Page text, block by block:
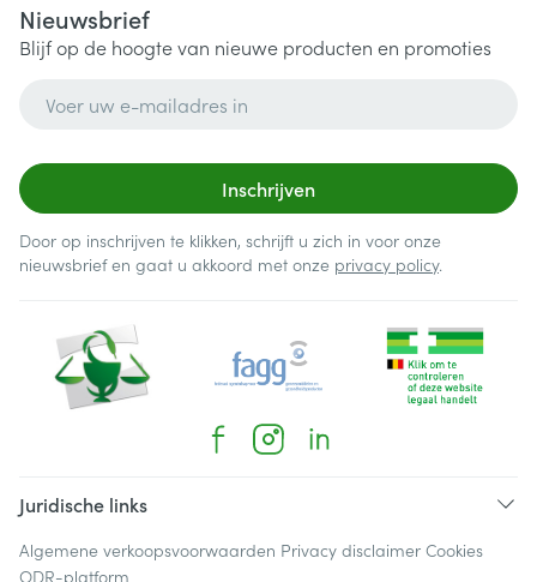
Nieuwsbrief
Blijf op de hoogte van nieuwe producten en promoties
Inschrijven
Door op inschrijven te klikken, schrijft u zich in voor onze
nieuwsbrief en gaat u akkoord met onze privacy policy.
Juridische links
Algemene verkoopsvoorwaarden Privacy disclaimer Cookies
ODR-platform